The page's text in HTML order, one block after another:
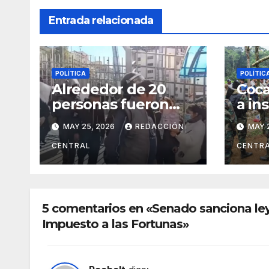
Entrada relacionada
POLÍTICA
Alrededor de 20
personas fueron
aprehendidas;
Policía gasifica e
impide ingreso de
manifestantes a
MAY 25, 2026 REDACCIÓN
CENTRAL
a
MAY
5 comentarios en «Senado sanciona
Impuesto a las Fortunas»